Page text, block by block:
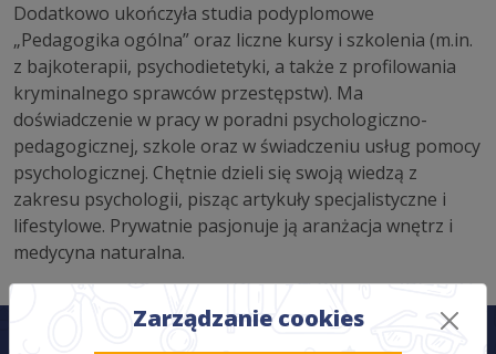
Dodatkowo ukończyła studia podyplomowe
„Pedagogika ogólna” oraz liczne kursy i szkolenia (m.in.
z bajkoterapii, psychodietetyki, a także z profilowania
kryminalnego sprawców przestępstw). Ma
doświadczenie w pracy w poradni psychologiczno-
pedagogicznej, szkole oraz w świadczeniu usług pomocy
psychologicznej. Chętnie dzieli się swoją wiedzą z
zakresu psychologii, pisząc artykuły specjalistyczne i
lifestylowe. Prywatnie pasjonuje ją aranżacja wnętrz i
medycyna naturalna.
Zarządzanie cookies